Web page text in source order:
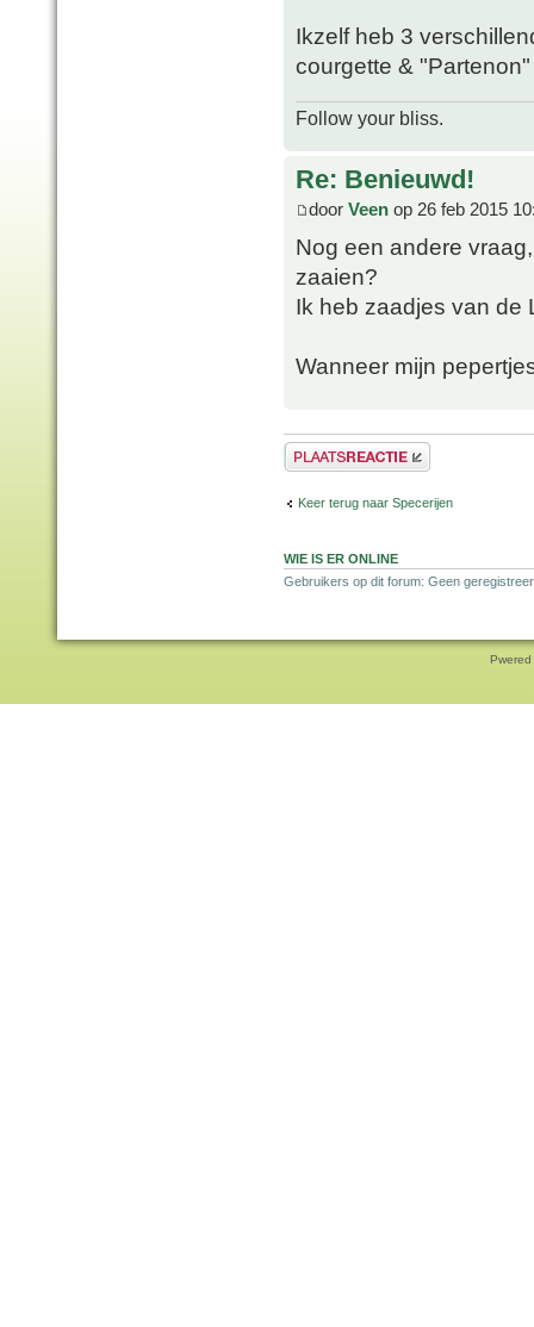
Ikzelf heb 3
courgette &
Follow your bliss.
Re: Benieuwd!
door Veen op 26 feb 2015
Nog een andere
zaaien?
Ik heb zaadjes van de
Wanneer mijn
Plaats een reactie
Keer terug naar Specerijen
WIE IS ER ONLINE
Gebruikers op dit forum: Geen